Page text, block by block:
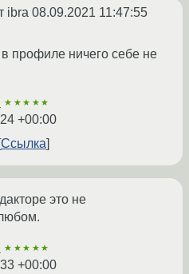
ibra 08.09.2021 11:47:55
профиле ничего себе не
★★★★★
+00:00
Ссылка
это не
★★★★★
+00:00